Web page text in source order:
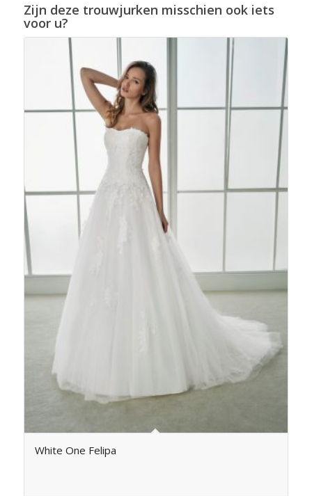
Zijn deze trouwjurken misschien ook iets
voor u?
White One Felipa